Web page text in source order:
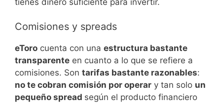
Comisiones y spreads
eToro cuenta con una estructura bastante
transparente en cuanto a lo que se refiere a
comisiones. Son tarifas bastante razonables:
no te cobran comisión por operar y tan solo un
pequeño spread según el producto financiero